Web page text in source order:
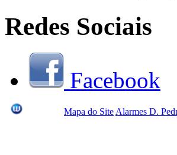
Redes Sociais
Facebook
Mapa do Site Alarmes D.